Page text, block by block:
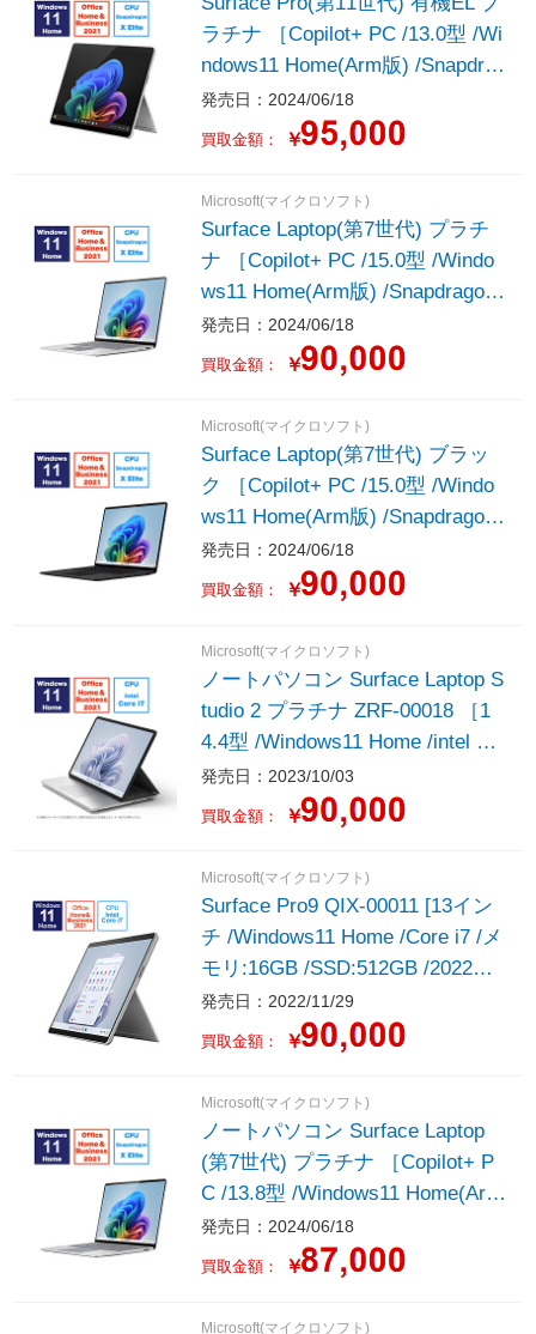
ラチナ ［Copilot+ PC /13.0型 /Wi
ndows11 Home(Arm版) /Snapdrag
on X Elite /メモリ：32GB /SSD：
1TB /M365 (24か月) or Office 選
択可能 /2024年6月モデル］
発売日：2024/06/18
買取金額： ￥
Microsoft(マイクロソフト)
Surface Laptop(第7世代) プラチ
ナ ［Copilot+ PC /15.0型 /Windo
ws11 Home(Arm版) /Snapdragon
X Elite /メモリ：16GB /SSD：1T
B /M365 (24か月) or Office 選択
可能 /2024年6月モデル］
発売日：2024/06/18
買取金額： ￥
Microsoft(マイクロソフト)
Surface Laptop(第7世代) ブラッ
ク ［Copilot+ PC /15.0型 /Windo
ws11 Home(Arm版) /Snapdragon
X Elite /メモリ：16GB /SSD：1T
B /M365 (24か月) or Office 選択
可能 /2024年6月モデル］
発売日：2024/06/18
買取金額： ￥
Microsoft(マイクロソフト)
ノートパソコン Surface Laptop S
tudio 2 プラチナ ZRF-00018 ［1
4.4型 /Windows11 Home /intel Co
re i7 /メモリ：16GB /SSD：512G
B /Office Home and Business /日
本語版キーボード /2023年9月モ
デル］
発売日：2023/10/03
買取金額： ￥
Microsoft(マイクロソフト)
Surface Pro9 QIX-00011 [13イン
チ /Windows11 Home /Core i7 /メ
モリ:16GB /SSD:512GB /2022年
モデル ] プラチナ
発売日：2022/11/29
買取金額： ￥
Microsoft(マイクロソフト)
ノートパソコン Surface Laptop
(第7世代) プラチナ ［Copilot+ P
C /13.8型 /Windows11 Home(Arm
版) /Snapdragon X Elite /メモリ：
16GB /SSD：1TB /M365 (24か月)
or Office 選択可能 /2024年6月モ
デル］
発売日：2024/06/18
買取金額： ￥
Microsoft(マイクロソフト)